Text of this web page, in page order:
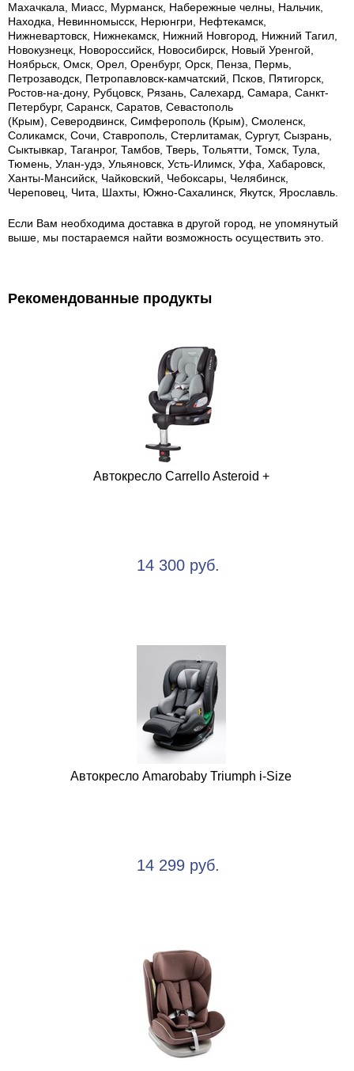
Махачкала, Миасс, Мурманск, Набережные челны, Нальчик,
Находка, Невинномысск, Нерюнгри, Нефтекамск,
Нижневартовск, Нижнекамск, Нижний Новгород, Нижний Тагил,
Новокузнецк, Новороссийск, Новосибирск, Новый Уренгой,
Ноябрьск, Омск, Орел, Оренбург, Орск, Пенза, Пермь,
Петрозаводск, Петропавловск-камчатский, Псков, Пятигорск,
Ростов-на-дону, Рубцовск, Рязань, Салехард, Самара, Санкт-
Петербург, Саранск, Саратов, Севастополь
(Крым), Северодвинск, Симферополь (Крым), Смоленск,
Соликамск, Сочи, Ставрополь, Стерлитамак, Сургут, Сызрань,
Сыктывкар, Таганрог, Тамбов, Тверь, Тольятти, Томск, Тула,
Тюмень, Улан-удэ, Ульяновск, Усть-Илимск, Уфа, Хабаровск,
Ханты-Мансийск, Чайковский, Чебоксары, Челябинск,
Череповец, Чита, Шахты, Южно-Сахалинск, Якутск, Ярославль.
Если Вам необходима доставка в другой город, не упомянутый
выше, мы постараемся найти возможность осуществить это.
Рекомендованные продукты
Автокресло Carrello Asteroid +
14 300 руб.
Автокресло Amarobaby Triumph i-Size
14 299 руб.